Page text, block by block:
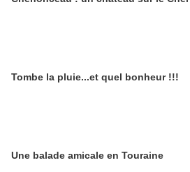
Tombe la pluie...et quel bonheur !!!
Une balade amicale en Touraine